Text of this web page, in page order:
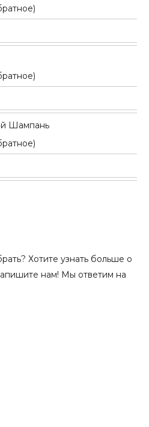
Шампань
Хотите узнать больше о
нам! Мы ответим на